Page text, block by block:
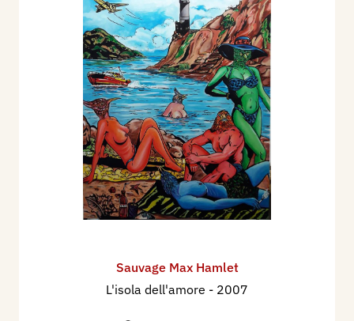
Sauvage Max Hamlet
L'isola dell'amore - 2007